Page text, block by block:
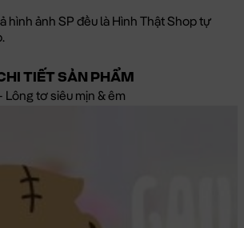
hình ảnh SP đều là Hình Thật Shop tự
TIẾT SẢN PHẨM
Lông tơ siêu mịn & êm